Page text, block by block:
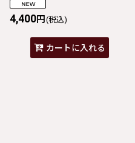
4,400円 (税込)
カートに入れる